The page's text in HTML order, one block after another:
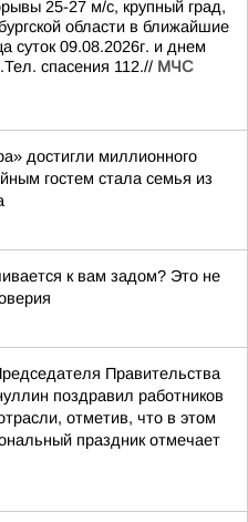
25-27 м/с, крупный град,
области в ближайшие
суток 09.08.2026г. и днем
спасения 112.// МЧС
достигли миллионного
гостем стала семья из
к вам задом? Это не
Правительства
поздравил работников
отметив, что в этом
праздник отмечает